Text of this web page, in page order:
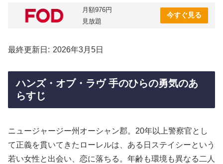
月額976円
見放題
今すぐ見る
最終更新日 2026年3月5日
ハンズ・オブ・ラヴ 手のひらの勇気のあ
らすじ
ニュージャージー州オーシャン郡。20年以上警察官とし
て正義を貫いてきたローレルは、ある日ステイシーという
若い女性と出会い、恋に落ちる。年齢も環境も異なる二人